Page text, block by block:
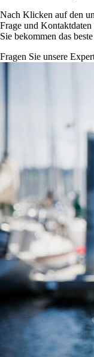
Nach Klicken auf den
Frage und
Sie bekommen das
Fragen Sie unsere